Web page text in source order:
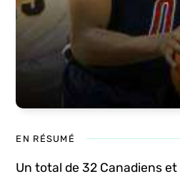
EN RÉSUMÉ
Un total de 32 Canadiens et